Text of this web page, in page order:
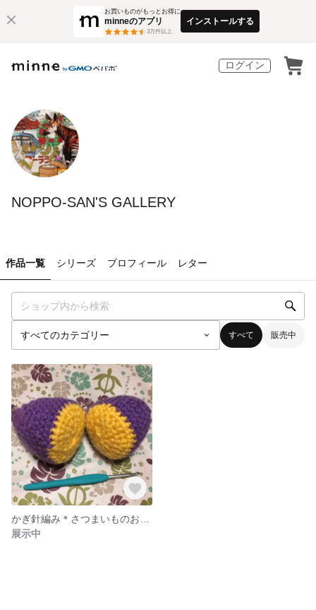
お買いものがもっとお得に
minneのアプリ
3万件以上
インストールする
ログイン
NOPPO-SAN'S GALLERY
作品一覧 シリーズ プロフィール レター
すべて 販売中
展示中